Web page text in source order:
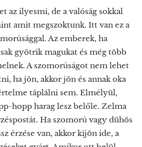
az ilyesmi, de a valóság sokkal
amit megszoktunk. Itt van ez a
Az emberek, ha
gyötrik magukat és még több
A szomorúságot nem lehet
ha jön, akkor jön és annak oka
táplálni sem. Elmélyül,
hopp harag lesz belőle. Zelma
Ha szomorú vagy dühös
érzése van, akkor kijön ide, a